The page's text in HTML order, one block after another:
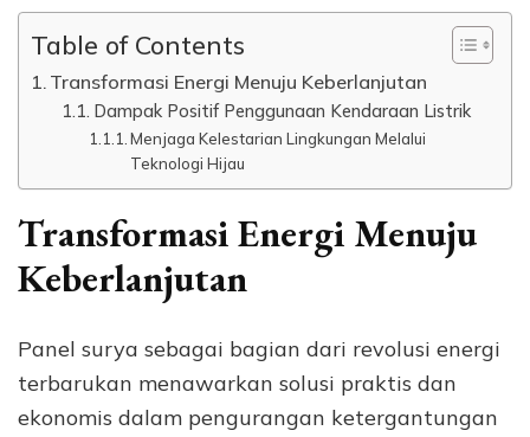
Table of Contents
Transformasi Energi Menuju Keberlanjutan
Dampak Positif Penggunaan Kendaraan Listrik
Menjaga Kelestarian Lingkungan Melalui
Teknologi Hijau
Transformasi Energi Menuju
Keberlanjutan
Panel surya sebagai bagian dari revolusi energi
terbarukan menawarkan solusi praktis dan
ekonomis dalam pengurangan ketergantungan